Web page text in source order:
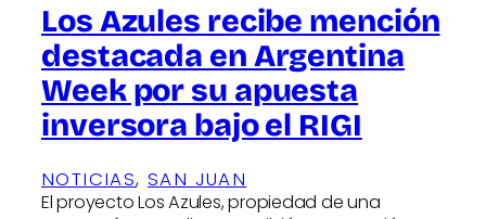
Los Azules recibe mención
destacada en Argentina
Week por su apuesta
inversora bajo el RIGI
NOTICIAS, SAN JUAN
El proyecto Los Azules, propiedad de una